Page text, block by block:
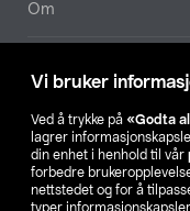
Vi bruker
Ved å trykke på «Godta
lagrer
din enhet i henhold til vår
forbedre
nettstedet og for å
typer
Om
Våre selskaper